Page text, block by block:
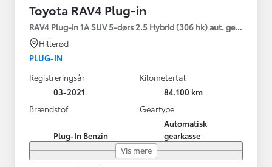
Toyota RAV4 Plug-in
RAV4 Plug-in 1A SUV 5-dørs 2.5 Hybrid (306 hk) aut. gear
Hillerød
PLUG-IN
Registreringsår
03-2021
Kilometertal
84.100 km
Brændstof
Plug-In Benzin
Geartype
Automatisk
gearkasse
Vis mere